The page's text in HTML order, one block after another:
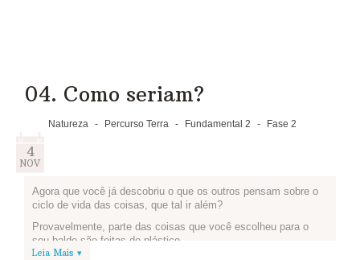
04. Como seriam?
Natureza - Percurso Terra - Fundamental 2 - Fase 2
4
NOV
Agora que você já descobriu o que os outros pensam sobre o
ciclo de vida das coisas, que tal ir além?
Provavelmente, parte das coisas que você escolheu para o
seu balde são feitas de plástico.
Leia Mais ▾